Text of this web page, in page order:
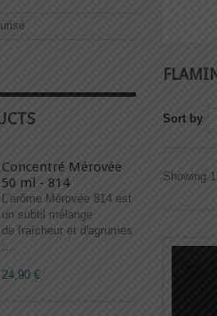
Concentré Mérovée
50 ml - 814
L'arôme Mérovée 814 est
un subtil mélange
de fraîcheur et d'agrumes
:...
24,90 €
Sort by
Showing